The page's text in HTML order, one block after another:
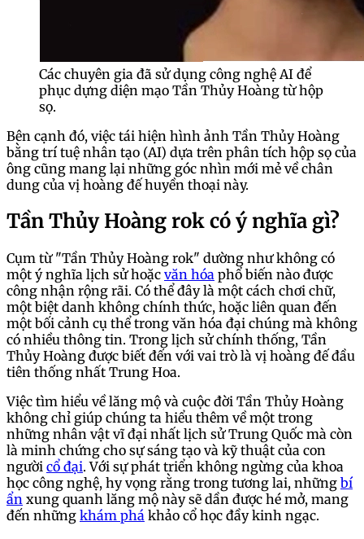
Các chuyên gia đã sử dụng công nghệ AI để
phục dựng diện mạo Tần Thủy Hoàng từ hộp
sọ.
Bên cạnh đó, việc tái hiện hình ảnh Tần Thủy Hoàng
bằng trí tuệ nhân tạo (AI) dựa trên phân tích hộp sọ của
ông cũng mang lại những góc nhìn mới mẻ về chân
dung của vị hoàng đế huyền thoại này.
Tần Thủy Hoàng rok có ý nghĩa gì?
Cụm từ "Tần Thủy Hoàng rok" dường như không có
một ý nghĩa lịch sử hoặc văn hóa phổ biến nào được
công nhận rộng rãi. Có thể đây là một cách chơi chữ,
một biệt danh không chính thức, hoặc liên quan đến
một bối cảnh cụ thể trong văn hóa đại chúng mà không
có nhiều thông tin. Trong lịch sử chính thống, Tần
Thủy Hoàng được biết đến với vai trò là vị hoàng đế đầu
tiên thống nhất Trung Hoa.
Việc tìm hiểu về lăng mộ và cuộc đời Tần Thủy Hoàng
không chỉ giúp chúng ta hiểu thêm về một trong
những nhân vật vĩ đại nhất lịch sử Trung Quốc mà còn
là minh chứng cho sự sáng tạo và kỹ thuật của con
người cổ đại. Với sự phát triển không ngừng của khoa
học công nghệ, hy vọng rằng trong tương lai, những bí
ẩn xung quanh lăng mộ này sẽ dần được hé mở, mang
đến những khám phá khảo cổ học đầy kinh ngạc.